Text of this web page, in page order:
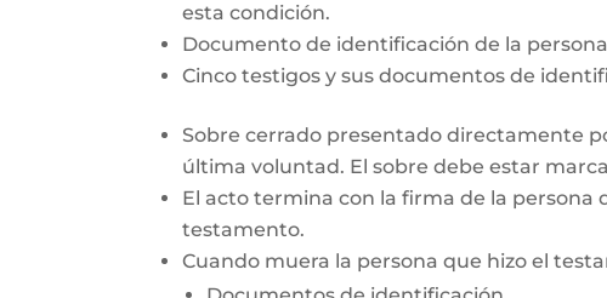
esta condición.
Documento de identificación de la
Cinco testigos y sus documentos de
Sobre cerrado presentado directamente
última voluntad. El sobre debe estar
El acto termina con la firma de la persona
testamento.
Cuando muera la persona que hizo el